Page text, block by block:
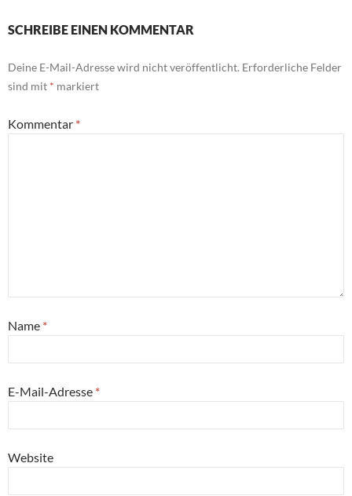
SCHREIBE EINEN KOMMENTAR
Deine E-Mail-Adresse wird nicht veröffentlicht. Erforderliche Felder
sind mit * markiert
Kommentar *
Name *
E-Mail-Adresse *
Website